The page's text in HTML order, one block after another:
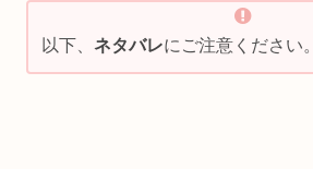
以下、ネタバレにご注意ください。